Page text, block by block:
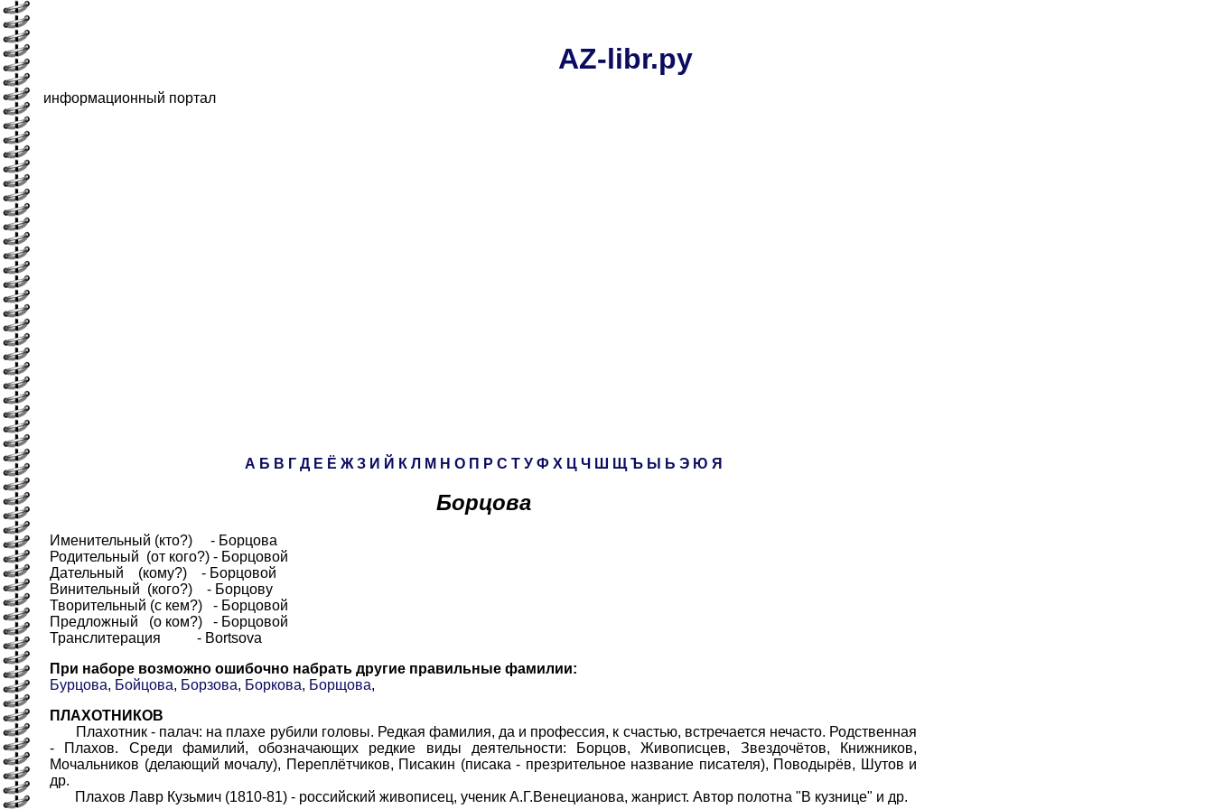
AZ-libr.ру
информационный портал
А Б В Г Д Е Ё Ж З И Й К Л М Н О П Р С Т У Ф Х Ц Ч Ш Щ Ъ Ы Ь Э Ю Я
Борцова
Именительный (кто?) - Борцова
Родительный (от кого?) - Борцовой
Дательный (кому?) - Борцовой
Винительный (кого?) - Борцову
Творительный (с кем?) - Борцовой
Предложный (о ком?) - Борцовой
Транслитерация - Bortsova
При наборе возможно ошибочно набрать другие правильные фамилии:
Бурцова, Бойцова, Борзова, Боркова, Борщова,
ПЛАХОТНИКОВ
Плахотник - палач: на плахе рубили головы. Редкая фамилия, да и профессия, к счастью, встречается нечасто. Родственная
- Плахов. Среди фамилий, обозначающих редкие виды деятельности: Борцов, Живописцев, Звездочётов, Книжников,
Мочальников (делающий мочалу), Переплётчиков, Писакин (писака - презрительное название писателя), Поводырёв, Шутов и
др.
Плахов Лавр Кузьмич (1810-81) - российский живописец, ученик А.Г.Венецианова, жанрист. Автор полотна "В кузнице" и др.